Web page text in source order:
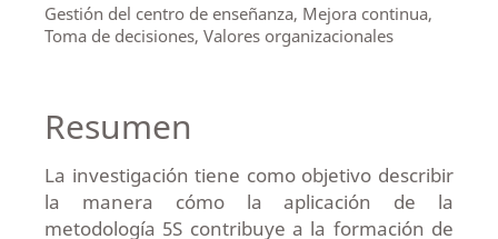
Gestión del centro de enseñanza, Mejora continua,
Toma de decisiones, Valores organizacionales
Resumen
La investigación tiene como objetivo describir
la manera cómo la aplicación de la
metodología 5S contribuye a la formación de